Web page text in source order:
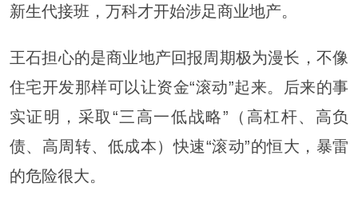
新生代接班，万科才开始涉足商业地产。
王石担心的是商业地产回报周期极为漫长，不像
住宅开发那样可以让资金“滚动”起来。后来的事
实证明，采取“三高一低战略”（高杠杆、高负
债、高周转、低成本）快速“滚动”的恒大，暴雷
的危险很大。